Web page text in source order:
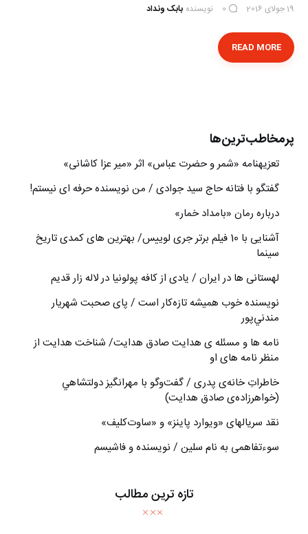
19 جولای 2016 0 نویسنده بابک ونداد
READ MORE
پرمخاطب‌ترین‌ها
تعزیه‎نامه‏ «شمر و حضرت عباس» اثر «میر عزا کاشانی»
گفتگو با فتانه حاج سید جوادی / من نویسنده حرفه ای نیستم!
درباره رمان «بامداد خمار»
آشنایی با 10 فیلم برتر جری لوییس/ بهترین های کمدی تاریخ
سینما
لهستانی ها در ایران / یادی از کافه پولونیا در لاله زار قدیم
نويسنده خوب هميشه تازه‌كار است / پای صحبت شهريار
مندني‌پور
نامه ها و مسئله ی هدایت صادق هدایت/ شناخت هدایت از
منظر نامه های او
خاطراتِ خانه‌ی پدری / گفت‌وگو با مهرانگيز دولتشاهي
(خواهرزاده‌ی صادق هدايت)
نقد سریالهای «ویوارد پاینز» و «ساوت‌کلیف»
سوءتفاهمی به نام سلین / نویسنده و فاشیسم
تازه ترین مطالب